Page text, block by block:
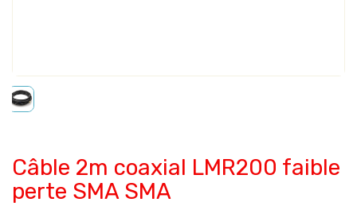
Câble 2m coaxial LMR200 faible
perte SMA SMA